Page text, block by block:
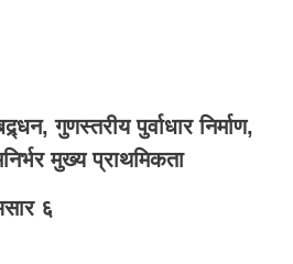
गुणस्तरीय पुर्वाधार निर्माण,
मुख्य प्राथमिकता
६